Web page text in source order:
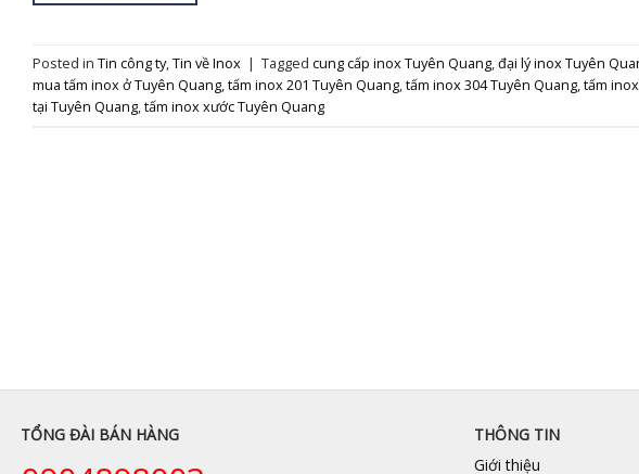
Posted in Tin công ty,Tin về Inox | Tagged cung cấp inox Tuyên Quang,đại lý inox Tuyên
mua tấm inox ở Tuyên Quang,tấm inox 201 Tuyên Quang,tấm inox 304 Tuyên Quang,tấm
tại Tuyên Quang,tấm inox xước Tuyên Quang
TỔNG ĐÀI BÁN HÀNG
THÔNG TIN
Giới thiệu